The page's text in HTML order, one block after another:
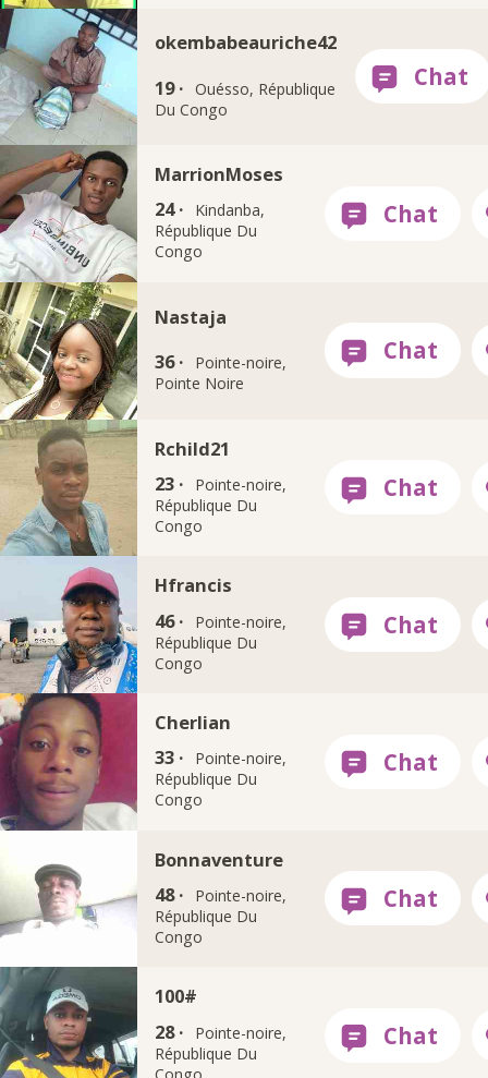
okembabeauriche42
19 · Ouésso, République
Du Congo
MarrionMoses
24 ·
Kindanba,
République Du
Congo
Nastaja
36 ·
Pointe-noire,
Pointe Noire
Rchild21
23 ·
Pointe-noire,
République Du
Congo
Hfrancis
46 ·
Pointe-noire,
République Du
Congo
Cherlian
33 ·
Pointe-noire,
République Du
Congo
Bonnaventure
48 ·
Pointe-noire,
République Du
Congo
100#
28 ·
Pointe-noire,
République Du
Congo